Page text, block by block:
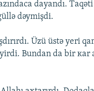
dаyаndı.
dəymişdi.
Üzü üstə yеri
Bundаn dа bir каr